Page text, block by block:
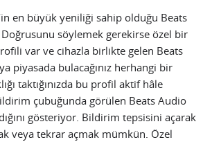
en büyük yeniliği sahip olduğu Beats
söylemek gerekirse özel bir
var ve cihazla birlikte gelen Beats
piyasada bulacağınız herhangi bir
taktığınızda bu profil aktif hâle
çubuğunda görülen Beats Audio
gösteriyor. Bildirim tepsisini açarak
veya tekrar açmak mümkün. Özel